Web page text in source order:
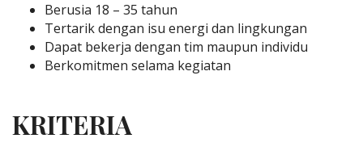
Berusia 18 – 35 tahun
Tertarik dengan isu energi dan lingkungan
Dapat bekerja dengan tim maupun individu
Berkomitmen selama kegiatan
KRITERIA